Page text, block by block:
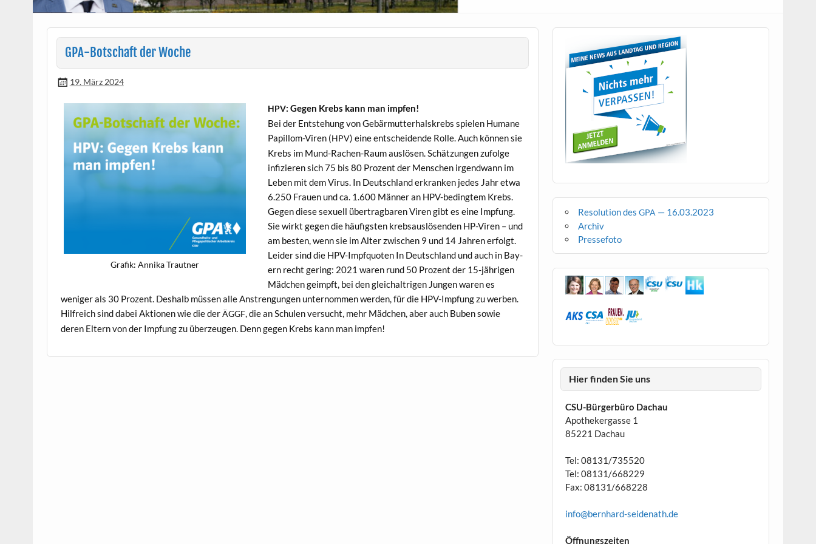
GPA-Botschaft der Woche
19. März 2024
Grafik: Anni­ka Trautner
HPV: Gegen Krebs kann man impfen!
Bei der Entste­hung von Gebär­mut­ter­hal­skrebs spie­len Humane
Papil­lom-Viren (HPV) eine entschei­dende Rolle. Auch kön­nen sie
Krebs im Mund-Rachen-Raum aus­lösen. Schätzun­gen zufolge
infizieren sich 75 bis 80 Prozent der Men­schen irgend­wann im
Leben mit dem Virus. In Deutsch­land erkranken jedes Jahr etwa
6.250 Frauen und ca. 1.600 Män­ner an HPV-bed­ingtem Krebs.
Gegen diese sex­uell über­trag­baren Viren gibt es eine Imp­fung.
Sie wirkt gegen die häu­fig­sten kreb­saus­lösenden HP-Viren – und
am besten, wenn sie im Alter zwis­chen 9 und 14 Jahren erfol­gt.
Lei­der sind die HPV-Impfquoten In Deutsch­land und auch in Bay­
ern recht ger­ing: 2021 waren rund 50 Prozent der 15-jähri­gen
Mäd­chen geimpft, bei den gle­ichal­tri­gen Jun­gen waren es
weniger als 30 Prozent. Deshalb müssen alle Anstren­gun­gen unter­nom­men wer­den, für die HPV-Imp­fung zu wer­ben.
Hil­fre­ich sind dabei Aktio­nen wie die derÄGGF, die an Schulen ver­sucht, mehr Mäd­chen, aber auch Buben sowie
deren Eltern von der Imp­fung zu überzeu­gen. Denn gegen Krebs kann man impfen!
Resolution desGPA — 16.03.2023
Archiv
Pressefoto
Hier finden Sie uns
CSU-Bürgerbüro Dachau
Apothekergasse 1
85221 Dachau
Tel: 08131/735520
Tel: 08131/668229
Fax: 08131/668228
info@bernhard-seidenath.de
Öffnungszeiten